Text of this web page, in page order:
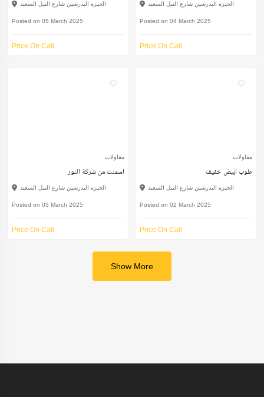
الجيزه البدرشين شارع النيل السعيد
Posted on 05 March 2025
Price On Call
الجيزه البدرشين شارع النيل السعيد
Posted on 04 March 2025
Price On Call
مقاولات
اسمنت من شركة النور
الجيزه البدرشين شارع النيل السعيد
Posted on 03 March 2025
Price On Call
مقاولات
طوب ابيض خفيف
الجيزه البدرشين شارع النيل السعيد
Posted on 02 March 2025
Price On Call
Show More